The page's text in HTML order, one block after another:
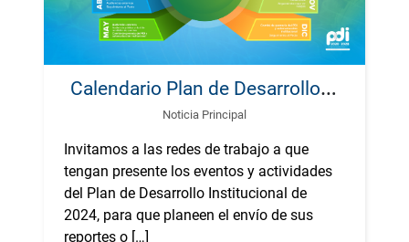
C
alendario Plan de Desarrollo Institucional 2024
Noticia Principal
Invitamos a las redes de trabajo a que
tengan presente los eventos y actividades
del Plan de Desarrollo Institucional de
2024, para que planeen el envío de sus
reportes o […]